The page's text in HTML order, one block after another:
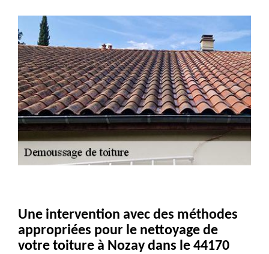
Une intervention avec des méthodes
appropriées pour le nettoyage de
votre toiture à Nozay dans le 44170